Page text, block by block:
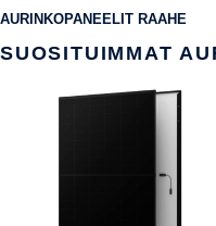
AURINKOPANEELIT RAAHE
SUOSITUIMMAT